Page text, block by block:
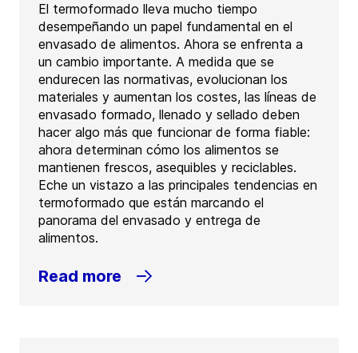
El termoformado lleva mucho tiempo
desempeñando un papel fundamental en el
envasado de alimentos. Ahora se enfrenta a
un cambio importante. A medida que se
endurecen las normativas, evolucionan los
materiales y aumentan los costes, las líneas de
envasado formado, llenado y sellado deben
hacer algo más que funcionar de forma fiable:
ahora determinan cómo los alimentos se
mantienen frescos, asequibles y reciclables.
Eche un vistazo a las principales tendencias en
termoformado que están marcando el
panorama del envasado y entrega de
alimentos.
Read more